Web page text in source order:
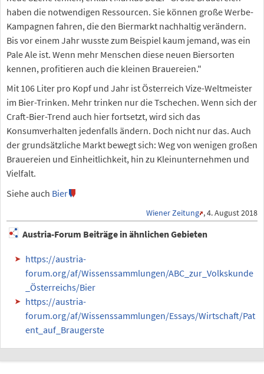
haben die notwendigen Ressourcen. Sie können große Werbe-
Kampagnen fahren, die den Biermarkt nachhaltig verändern.
Bis vor einem Jahr wusste zum Beispiel kaum jemand, was ein
Pale Ale ist. Wenn mehr Menschen diese neuen Biersorten
kennen, profitieren auch die kleinen Brauereien."
Mit 106 Liter pro Kopf und Jahr ist Österreich Vize-Weltmeister
im Bier-Trinken. Mehr trinken nur die Tschechen. Wenn sich der
Craft-Bier-Trend auch hier fortsetzt, wird sich das
Konsumverhalten jedenfalls ändern. Doch nicht nur das. Auch
der grundsätzliche Markt bewegt sich: Weg von wenigen großen
Brauereien und Einheitlichkeit, hin zu Kleinunternehmen und
Vielfalt.
Siehe auch Bier
Wiener Zeitung , 4. August 2018
Austria-Forum Beiträge in ähnlichen Gebieten
https://austria-
forum.org/af/Wissenssammlungen/ABC_zur_Volkskunde
_Österreichs/Bier
https://austria-
forum.org/af/Wissenssammlungen/Essays/Wirtschaft/Pat
ent_auf_Braugerste